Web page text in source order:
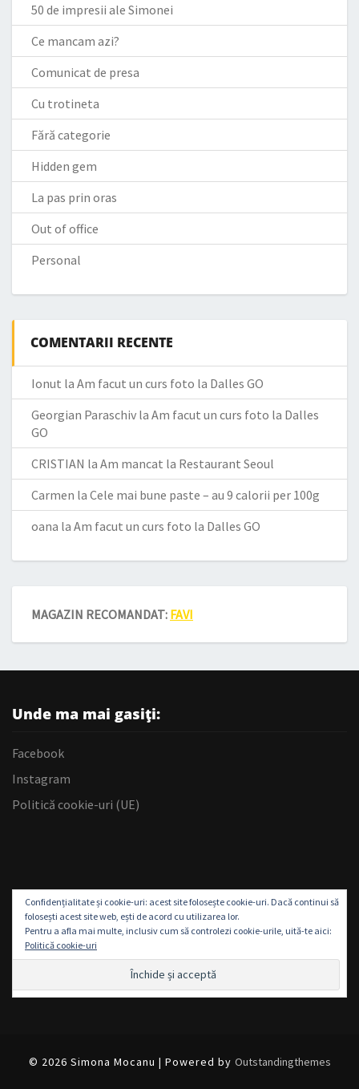
50 de impresii ale Simonei
Ce mancam azi?
Comunicat de presa
Cu trotineta
Fără categorie
Hidden gem
La pas prin oras
Out of office
Personal
COMENTARII RECENTE
Ionut la Am facut un curs foto la Dalles GO
Georgian Paraschiv la Am facut un curs foto la Dalles
GO
CRISTIAN la Am mancat la Restaurant Seoul
Carmen la Cele mai bune paste – au 9 calorii per 100g
oana la Am facut un curs foto la Dalles GO
MAGAZIN RECOMANDAT: FAVI
Unde ma mai gasiți:
Facebook
Instagram
Politică cookie-uri (UE)
Confidențialitate și cookie-uri: acest site folosește cookie-uri. Dacă continui să
folosești acest site web, ești de acord cu utilizarea lor.
Pentru a afla mai multe, inclusiv cum să controlezi cookie-urile, uită-te aici:
Politică cookie-uri
© 2026 Simona Mocanu | Powered by Outstandingthemes